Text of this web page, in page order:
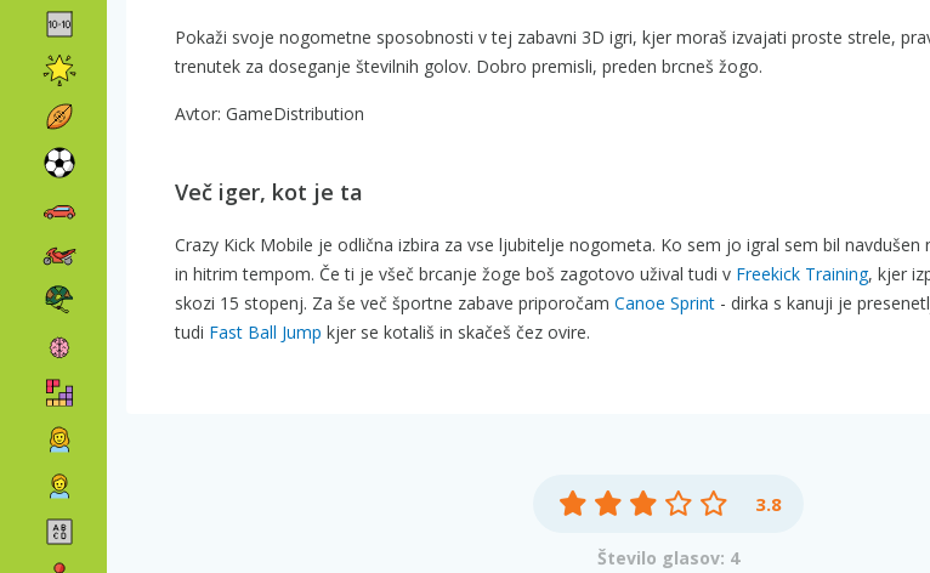
Pokaži svoje nogometne sposobnosti v tej zabavni 3D igri, kjer moraš izvajati proste strele,
trenutek za doseganje številnih golov. Dobro premisli, preden brcneš žogo.
Avtor: GameDistribution
Več iger, kot je ta
Crazy Kick Mobile je odlična izbira za vse ljubitelje nogometa. Ko sem jo igral sem bil
in hitrim tempom. Če ti je všeč brcanje žoge boš zagotovo užival tudi v Freekick Training, kjer
skozi 15 stopenj. Za še več športne zabave priporočam Canoe Sprint - dirka s kanuji je
tudi Fast Ball Jump kjer se kotališ in skačeš čez ovire.
3.8
Število glasov: 4